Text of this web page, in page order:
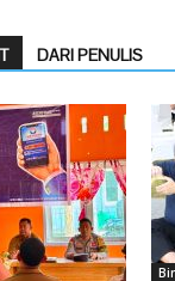
DARI PENULIS